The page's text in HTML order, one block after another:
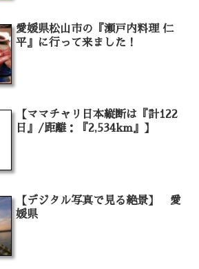
愛媛県松山市の『瀬戸内料理 仁
平』に行って来ました！
【ママチャリ日本縦断は『計122
日』/距離：『2,534km』】
【デジタル写真で見る絶景】 愛
媛県